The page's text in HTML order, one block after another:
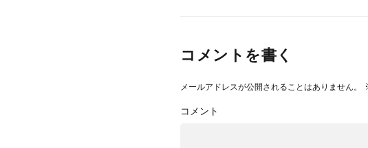
コメントを書く
メールアドレスが公開されることはありません。
コメント